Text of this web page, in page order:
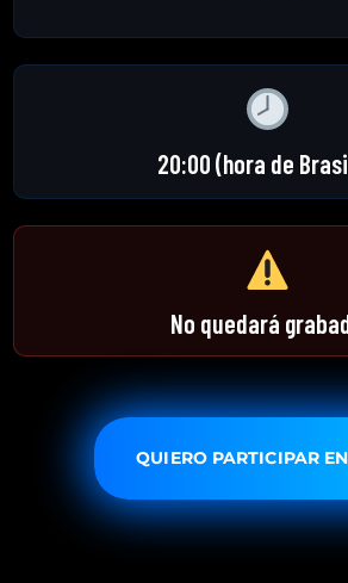
20:00 (hora de
No quedará
QUIERO PARTICIPAR